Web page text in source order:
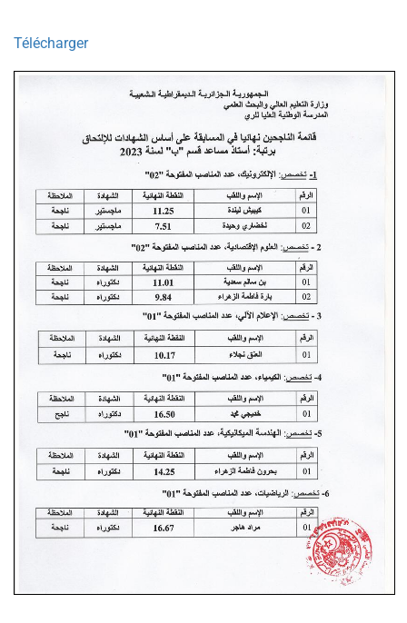
Télécharger